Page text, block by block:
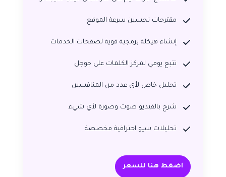
مقترحات تحسين سرعة الموقع
إنشاء هيكلة برمجية قوية لصفحات الخدمات
تتبع يومي لمركز الكلمات على جوجل
تحليل خاص لأي عدد من المنافسين
شرح بالفيديو صوت وصورة لأي شيء
تحليلات سيو احترافية مخصصة
اضغط هنا للسعر